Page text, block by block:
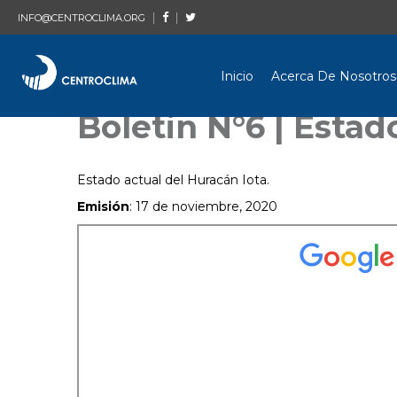
INFO@CENTROCLIMA.ORG | |
Inicio Acerca De Nosotros
Boletin N°6 |
Estado actual del Huracán Iota.
Emisión: 17 de noviembre, 2020